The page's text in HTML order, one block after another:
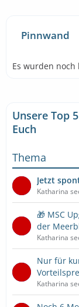
Pinnwand
Es wurden
Unsere Top
Euch
Thema
Jetzt
Katharina
🎁 MSC
der
Katharina
Nur für
Katharina